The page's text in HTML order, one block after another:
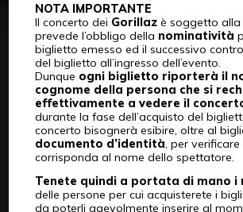
NOTA IMPORTANTE
Il concerto dei Gorillaz è soggetto
prevede l’obbligo della nominatività
biglietto emesso ed il successivo
del biglietto all’ingresso dell’evento.
Dunque ogni biglietto riporterà il
cognome della persona che si
effettivamente a vedere il
durante la fase dell’acquisto del
concerto bisognerà esibire, oltre al
documento d’identità , per verificare
corrisponda al nome dello spettatore.
Tenete quindi a portata di mano i
delle persone per cui acquisterete i
da poterli agevolmente inserire al